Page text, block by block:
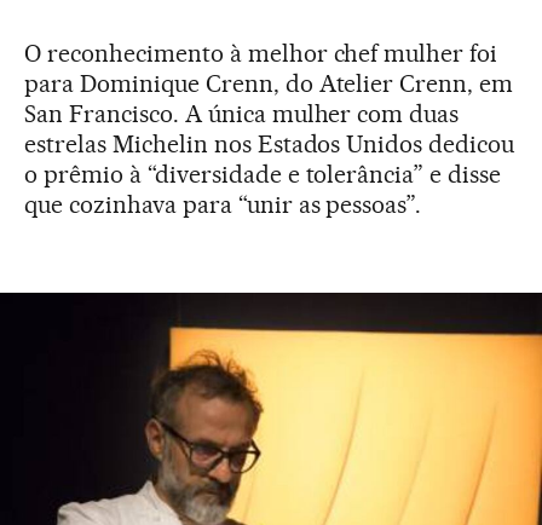
O reconhecimento à melhor chef mulher foi
para Dominique Crenn, do Atelier Crenn, em
San Francisco. A única mulher com duas
estrelas Michelin nos Estados Unidos dedicou
o prêmio à “diversidade e tolerância” e disse
que cozinhava para “unir as pessoas”.